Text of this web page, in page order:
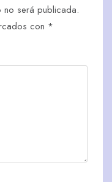
será publicada.
con *